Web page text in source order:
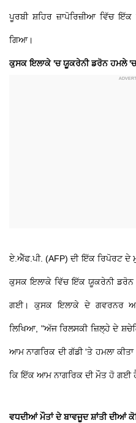
ਪੂਰਬੀ ਸ਼ਹਿਰ ਜ਼ਾਪੋਰਿਜ਼ੀਆ ਵਿੱਚ
ਗਿਆ।
ਕੁਸਕ ਇਲਾਕੇ 'ਚ ਯੂਕਰੇਨੀ ਡਰੋਨ ਹਮਲੇ
ਏ.ਐੱਫ.ਪੀ. (AFP) ਦੀ ਇੱਕ ਰਿਪੋਰਟ
ਕੁਸਕ ਇਲਾਕੇ ਵਿੱਚ ਇੱਕ ਯੂਕਰੇਨੀ ਡਰੋਨ
ਗਈ। ਕੁਸਕ ਇਲਾਕੇ ਦੇ ਗਵਰਨਰ
ਲਿਖਿਆ, "ਅੱਜ ਰਿਲਸਕੀ ਜ਼ਿਲ੍ਹੇ ਦੇ
ਆਮ ਨਾਗਰਿਕ ਦੀ ਗੱਡੀ 'ਤੇ ਹਮਲਾ
ਕਿ ਇੱਕ ਆਮ ਨਾਗਰਿਕ ਦੀ ਮੌਤ ਹੋ ਗਈ
ਵਧਦੀਆਂ ਮੌਤਾਂ ਦੇ ਬਾਵਜੂਦ ਸ਼ਾਂਤੀ ਦੀਆਂ